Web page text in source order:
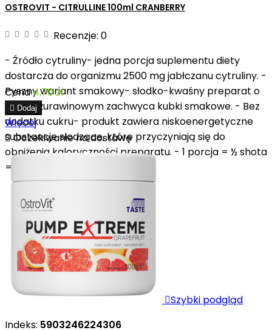
OSTROVIT - CITRULLINE 100ml CRANBERRY
Recenzje: 0
- Źródło cytruliny- jedna porcja suplementu diety
dostarcza do organizmu 2500 mg jabłczanu cytruliny. -
Pyszny wariant smakowy- słodko-kwaśny preparat o
smaku żurawinowym zachwyca kubki smakowe. - Bez
dodatku cukru- produkt zawiera niskoenergetyczne
substancje słodzące, które przyczyniają się do
obniżenia kaloryczności preparatu. - 1 porcja = ½ shota
= 50...
Cena4,70 zł
 Dodaj
Więcej
Oczekiwanie na dostawę
Szybki podgląd
Indeks: 5903246224306